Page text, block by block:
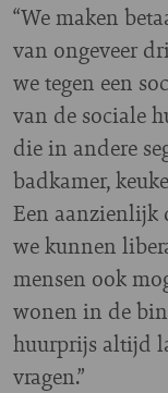
“We maken
van ongeveer
we tegen een
van de sociale
die in andere
badkamer,
Een aanzienlijk
we kunnen
mensen ook
wonen in de
huurprijs altijd
vragen.”